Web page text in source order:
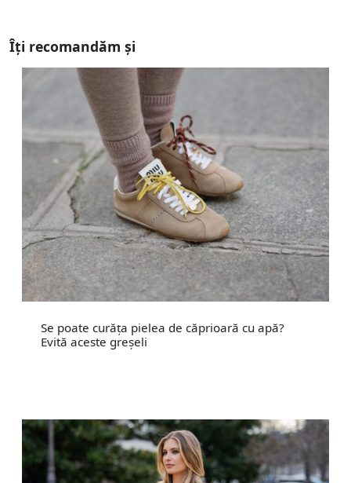
Îți recomandăm și
Se poate curăța pielea de căprioară cu apă?
Evită aceste greșeli